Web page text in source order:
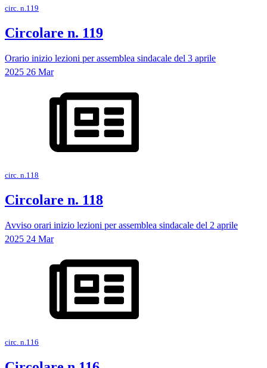
circ. n.119
Circolare n. 119
Orario inizio lezioni per assemblea sindacale del 3 aprile
2025 26 Mar
circ. n.118
Circolare n. 118
Avviso orari inizio lezioni per assemblea sindacale del 2 aprile
2025 24 Mar
circ. n.116